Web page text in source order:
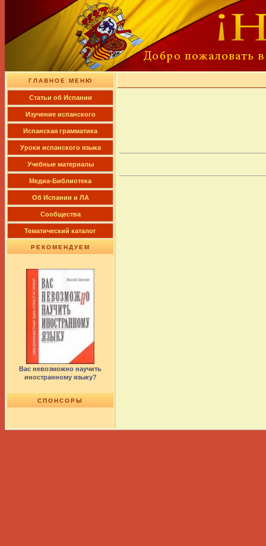
ГЛАВНОЕ МЕНЮ
Cтатьи об Испании
Изучение испанского
Испанская грамматика
Уроки испанского языка
Учебные материалы
Медиа-Библиотека
Об Испании и ЛА
Сообщества
Тематический каталог
РЕКОМЕНДУЕМ
Вас невозможно научить
иностранному языку?
СПОНСОРЫ